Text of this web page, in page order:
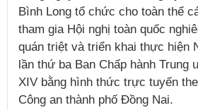
Bình Long tổ chức cho toàn thể
tham gia Hội nghị toàn quốc
quán triệt và triển khai thực hiện
lần thứ ba Ban Chấp hành Trung
XIV bằng hình thức trực tuyến
Công an thành phố Đồng Nai.